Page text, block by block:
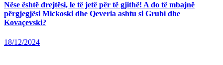
Nëse është drejtësi, le të jetë për të gjithë! A do të mbajnë
përgjegjësi Mickoski dhe Qeveria ashtu si Grubi dhe
Kovaçevski?
18/12/2024